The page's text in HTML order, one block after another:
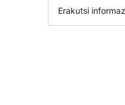
Erakutsi